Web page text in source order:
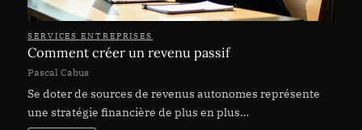
SERVICES ENTREPRISES
Comment créer un revenu passif
Pascal Cabus
Se doter de sources de revenus autonomes représente
une stratégie financière de plus en plus…